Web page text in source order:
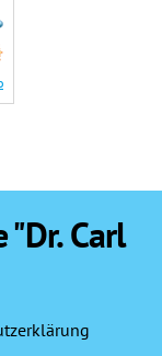
Carl